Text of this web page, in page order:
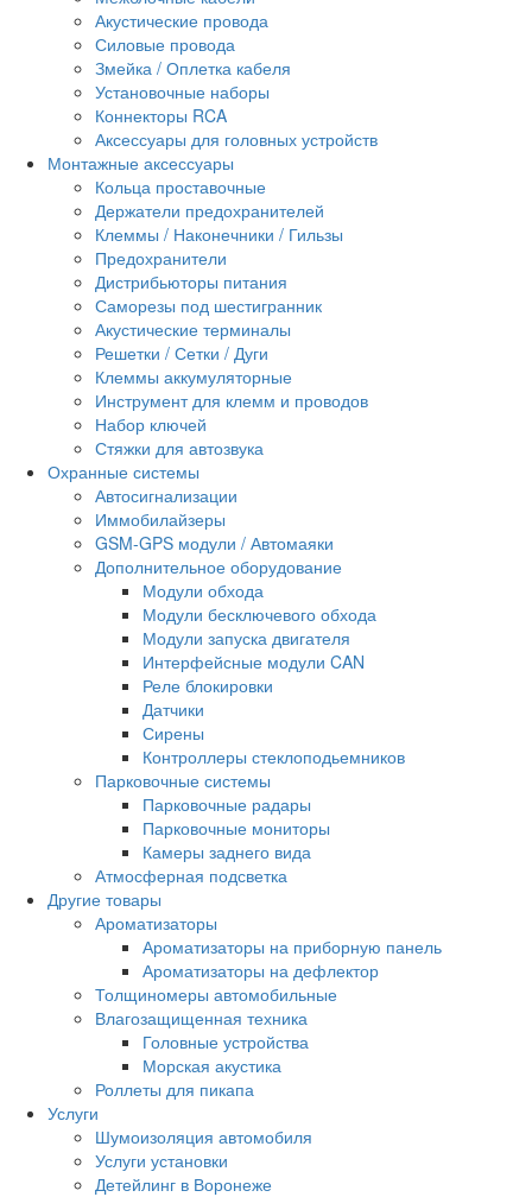
Акустические провода
Силовые провода
Змейка / Оплетка кабеля
Установочные наборы
Коннекторы RCA
Аксессуары для головных устройств
Монтажные аксессуары
Кольца проставочные
Держатели предохранителей
Клеммы / Наконечники / Гильзы
Предохранители
Дистрибьюторы питания
Саморезы под шестигранник
Акустические терминалы
Решетки / Сетки / Дуги
Клеммы аккумуляторные
Инструмент для клемм и проводов
Набор ключей
Стяжки для автозвука
Охранные системы
Автосигнализации
Иммобилайзеры
GSM-GPS модули / Автомаяки
Дополнительное оборудование
Модули обхода
Модули бесключевого обхода
Модули запуска двигателя
Интерфейсные модули CAN
Реле блокировки
Датчики
Сирены
Контроллеры стеклоподьемников
Парковочные системы
Парковочные радары
Парковочные мониторы
Камеры заднего вида
Атмосферная подсветка
Другие товары
Ароматизаторы
Ароматизаторы на приборную панель
Ароматизаторы на дефлектор
Толщиномеры автомобильные
Влагозащищенная техника
Головные устройства
Морская акустика
Роллеты для пикапа
Услуги
Шумоизоляция автомобиля
Услуги установки
Детейлинг в Воронеже